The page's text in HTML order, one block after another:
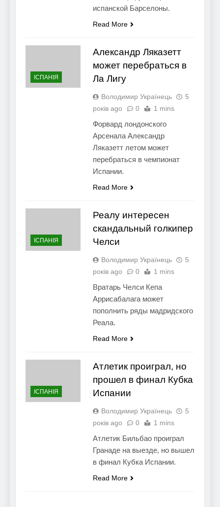
испанской Барселоны.
Read More
ІСПАНІЯ
Александр Ляказетт
может перебраться в
Ла Лигу
Володимир Українець
5
років ago
0 1 mins
Форвард лондонского
Арсенала Александр
Ляказетт летом может
перебраться в чемпионат
Испании.
Read More
ІСПАНІЯ
Реалу интересен
скандальный голкипер
Челси
Володимир Українець
5
років ago
0 1 mins
Вратарь Челси Кепа
Аррисабалага может
пополнить ряды мадридского
Реала.
Read More
ІСПАНІЯ
Атлетик проиграл, но
прошел в финал Кубка
Испании
Володимир Українець
5
років ago
0 1 mins
Атлетик Бильбао проиграл
Гранаде на выезде, но вышел
в финал Кубка Испании.
Read More